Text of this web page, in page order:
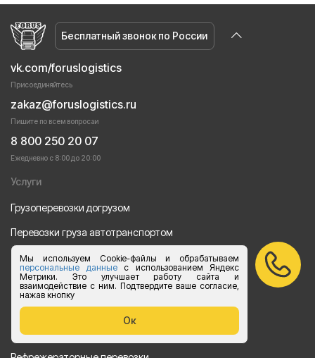
Мы используем Cookie-файлы и обрабатываем
персональные данныес использованием Яндекс
Метрики. Это улучшает работу сайта и
взаимодействие с ним. Подтвердите ваше согласие,
нажав кнопку
Ок
Бесплатный звонок по России
vk.com/foruslogistics
Присоединяйтесь
zakaz@foruslogistics.ru
Пишите по всем вопросаи
8 800 250 20 07
Ежедневно с 8:00 до 20:00
Услуги
Грузоперевозки догрузом
Перевозки груза автотранспортом
Перевозки строительных материалов
Перевозка оборудования
Перевозка продуктов питания
Переезд